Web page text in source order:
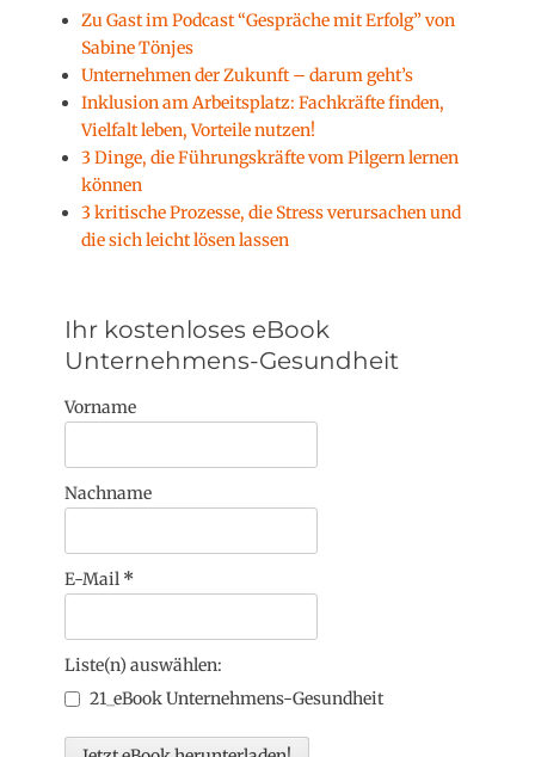
Zu Gast im Podcast “Gespräche mit Erfolg” von
Sabine Tönjes
Unternehmen der Zukunft – darum geht’s
Inklusion am Arbeitsplatz: Fachkräfte finden,
Vielfalt leben, Vorteile nutzen!
3 Dinge, die Führungskräfte vom Pilgern lernen
können
3 kritische Prozesse, die Stress verursachen und
die sich leicht lösen lassen
Ihr kostenloses eBook
Unternehmens-Gesundheit
Vorname
Nachname
E-Mail *
Liste(n) auswählen:
21_eBook Unternehmens-Gesundheit